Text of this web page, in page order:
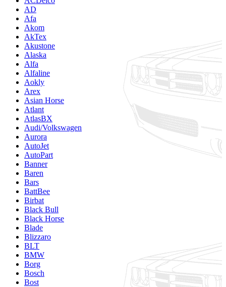
AD
Afa
Akom
AkTex
Akustone
Alaska
Alfa
Alfaline
Aokly
Arex
Asian Horse
Atlant
AtlasBX
Audi/Volkswagen
Aurora
AutoJet
AutoPart
Banner
Baren
Bars
BattBee
Birbat
Black Bull
Black Horse
Blade
Blizzaro
BLT
BMW
Borg
Bosch
Bost